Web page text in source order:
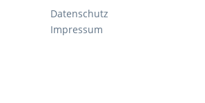
Datenschutz
Impressum